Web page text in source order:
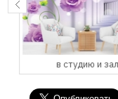
в студию и зал